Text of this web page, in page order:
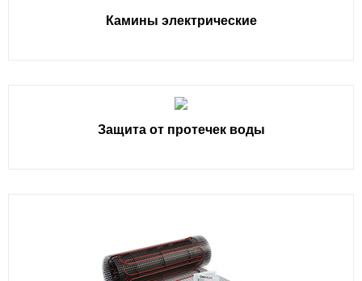
Камины электрические
Защита от протечек воды